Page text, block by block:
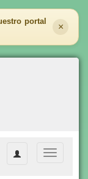
portal
×
Toggle